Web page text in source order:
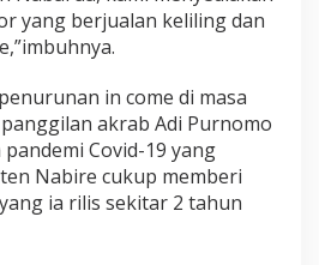
yang berjualan keliling dan
in come di masa
akrab Adi Purnomo
Covid-19 yang
Nabire cukup memberi
ia rilis sekitar 2 tahun